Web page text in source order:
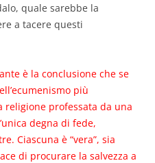
quale sarebbe la
a tacere questi
è la conclusione che se
più
religione professata da una
degna di fede,
Ciascuna è “vera”, sia
di procurare la salvezza a